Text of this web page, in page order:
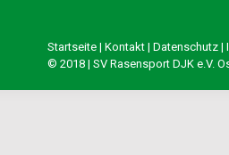
Startseite| Kontakt| Datenschutz|
© 2018 | SV Rasensport DJK e.V.